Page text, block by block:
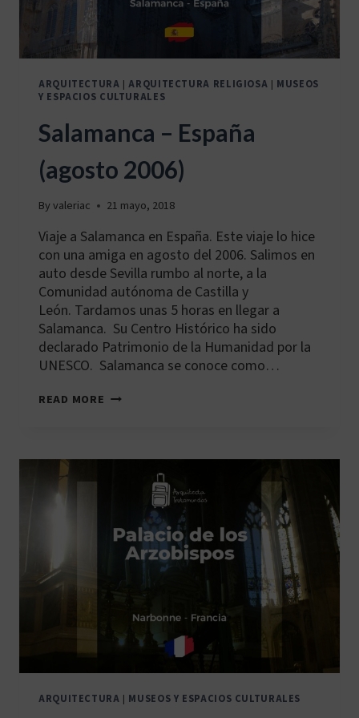
ARQUITECTURA |ARQUITECTURA RELIGIOSA | MUSEOS
Y ESPACIOS CULTURALES
Salamanca – España
(agosto 2006)
Byvaleriac 21 mayo, 2018
Viaje a Salamanca en España. Este viaje lo hice
con una amiga en agosto del 2006. Salimos en
auto desde Sevilla rumbo al norte, a la
Comunidad autónoma de Castilla y
León. Tardamos unas 5 horas en llegar a
Salamanca. Su Centro Histórico ha sido
declarado Patrimonio de la Humanidad por la
UNESCO. Salamanca se conoce como…
READ MORE SALAMANCA
ARQUITECTURA | MUSEOS Y ESPACIOS CULTURALES